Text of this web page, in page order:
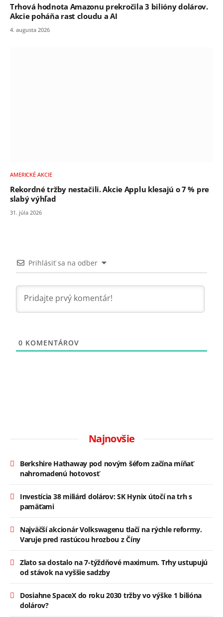
Trhová hodnota Amazonu prekročila 3 bilióny dolárov.
Akcie poháňa rast cloudu a AI
4. augusta 2026
AMERICKÉ AKCIE
Rekordné tržby nestačili. Akcie Applu klesajú o 7 % pre
slabý výhľad
31. júla 2026
Prihlásiť sa na odber
0 KOMENTÁROV
Najnovšie
Berkshire Hathaway pod novým šéfom začína míňať
nahromadenú hotovosť
Investícia 38 miliárd dolárov: SK Hynix útočí na trh s
pamäťami
Najväčší akcionár Volkswagenu tlačí na rýchle reformy.
Varuje pred rastúcou hrozbou z Číny
Zlato sa dostalo na 7-týždňové maximum. Trhy ustupujú
od stávok na vyššie sadzby
Dosiahne SpaceX do roku 2030 tržby vo výške 1 bilióna
dolárov?